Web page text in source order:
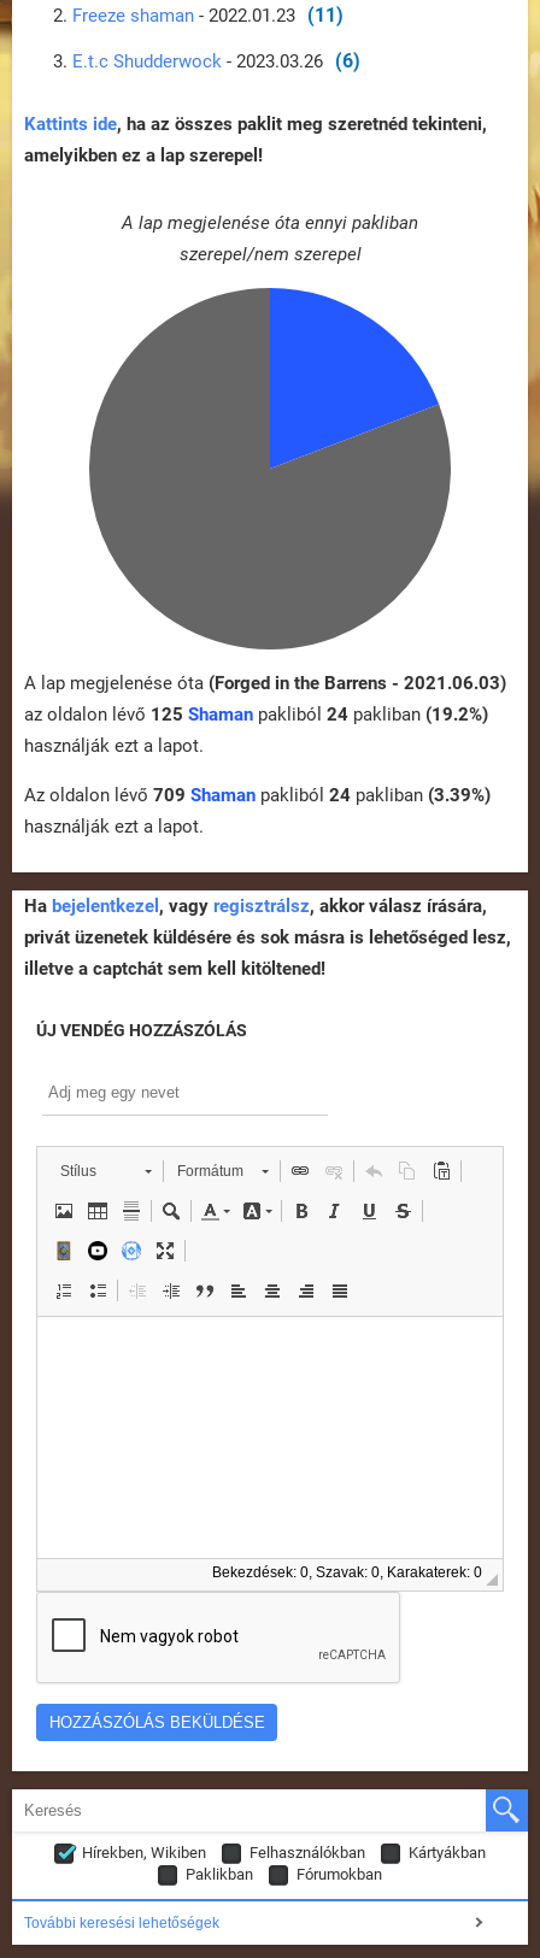
Freeze shaman - 2022.01.23 (11)
E.t.c Shudderwock - 2023.03.26 (6)
Kattints ide, ha az összes paklit meg szeretnéd tekinteni,
amelyikben ez a lap szerepel!
A lap megjelenése óta ennyi pakliban
szerepel/nem szerepel
A lap megjelenése óta (Forged in the Barrens - 2021.06.03)
az oldalon lévő 125 Shaman pakliból 24 pakliban (19.2%)
használják ezt a lapot.
Az oldalon lévő 709 Shaman pakliból 24 pakliban (3.39%)
használják ezt a lapot.
Ha bejelentkezel , vagy regisztrálsz, akkor válasz írására,
privát üzenetek küldésére és sok másra is lehetőséged lesz,
illetve a captchát sem kell kitöltened!
ÚJ VENDÉG HOZZÁSZÓLÁS
Stílus Formátum
Bekezdések: 0, Szavak: 0, Karakaterek: 0
Hírekben, Wikiben Felhasználókban
Kártyákban
Paklikban
Fórumokban
További keresési lehetőségek